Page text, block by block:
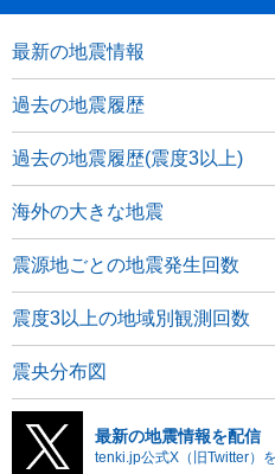
最新の地震情報
過去の地震履歴
過去の地震履歴(震度3以上)
海外の大きな地震
震源地ごとの地震発生回数
震度3以上の地域別観測回数
震央分布図
最新の地震情報を配信
tenki.jp公式X（旧Twitter）